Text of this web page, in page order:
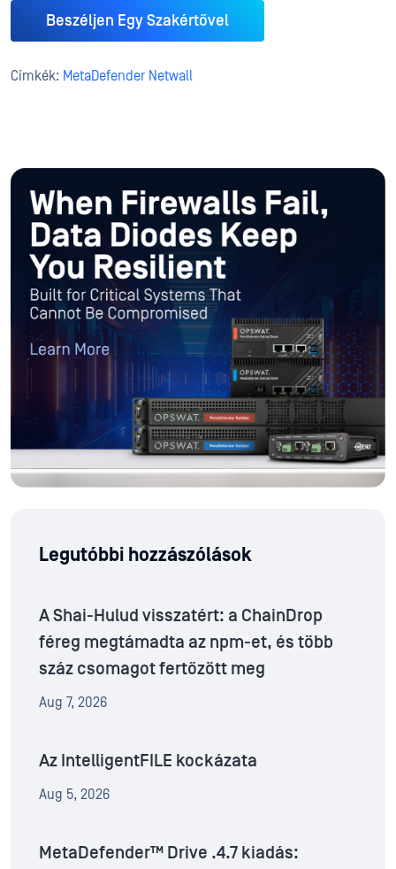
Beszéljen Egy Szakértővel
Címkék: MetaDefender Netwall
Legutóbbi hozzászólások
A Shai-Hulud visszatért: a ChainDrop
féreg megtámadta az npm-et, és több
száz csomagot fertőzött meg
Aug 7, 2026
Az IntelligentFILE kockázata
Aug 5, 2026
MetaDefender™ Drive .4.7 kiadás: